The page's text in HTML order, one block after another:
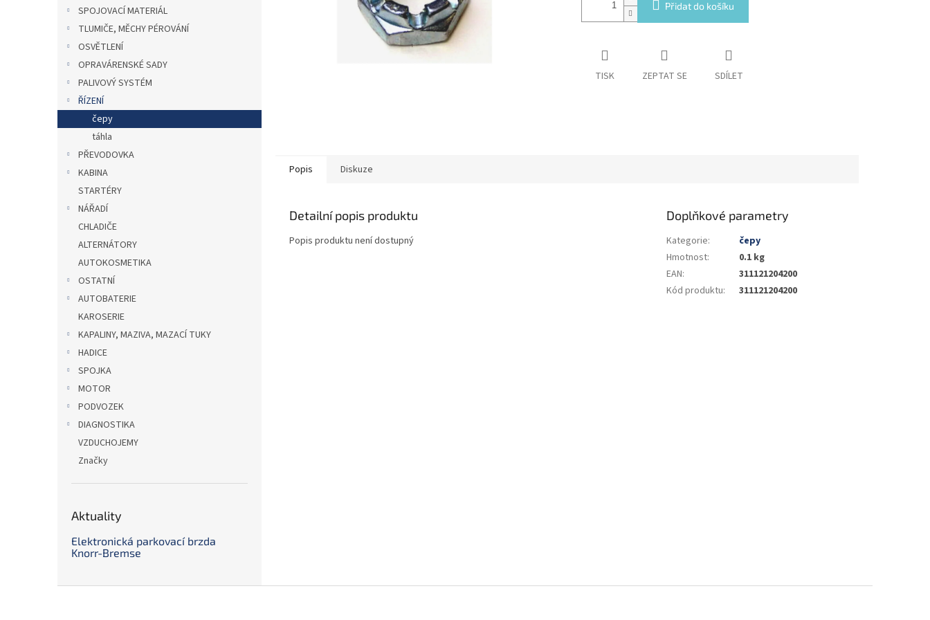
SPOJOVACÍ MATERIÁL
TLUMIČE, MĚCHY PÉROVÁNÍ
OSVĚTLENÍ
OPRAVÁRENSKÉ SADY
PALIVOVÝ SYSTÉM
ŘÍZENÍ
čepy
táhla
PŘEVODOVKA
KABINA
STARTÉRY
NÁŘADÍ
CHLADIČE
ALTERNÁTORY
AUTOKOSMETIKA
OSTATNÍ
AUTOBATERIE
KAROSERIE
KAPALINY, MAZIVA, MAZACÍ TUKY
HADICE
SPOJKA
MOTOR
PODVOZEK
DIAGNOSTIKA
VZDUCHOJEMY
Značky
Aktuality
Elektronická parkovací brzda
Knorr-Bremse
Přidat do košíku
TISK ZEPTAT SE SDÍLET
Popis Diskuze
Detailní popis produktu
Popis produktu není dostupný
Doplňkové parametry
Kategorie:
čepy
Hmotnost:
0.1 kg
EAN:
311121204200
Kód produktu: 311121204200